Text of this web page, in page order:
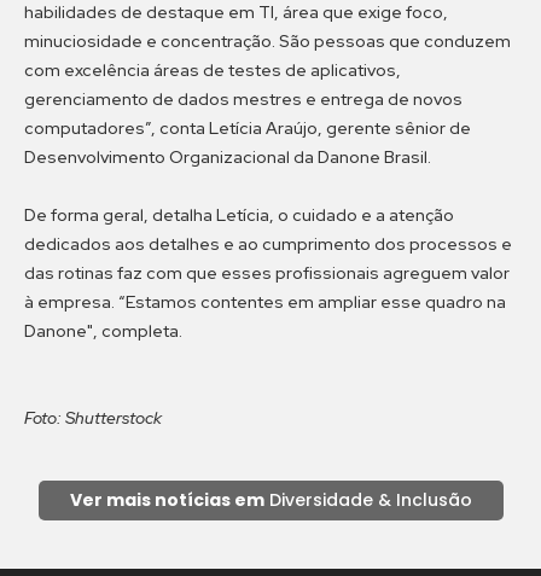
habilidades de destaque em TI, área que exige foco,
minuciosidade e concentração. São pessoas que conduzem
com excelência áreas de testes de aplicativos,
gerenciamento de dados mestres e entrega de novos
computadores”, conta Letícia Araújo, gerente sênior de
Desenvolvimento Organizacional da Danone Brasil.
De forma geral, detalha Letícia, o cuidado e a atenção
dedicados aos detalhes e ao cumprimento dos processos e
das rotinas faz com que esses profissionais agreguem valor
à empresa. “Estamos contentes em ampliar esse quadro na
Danone", completa.
Foto: Shutterstock
Ver mais notícias emDiversidade & Inclusão